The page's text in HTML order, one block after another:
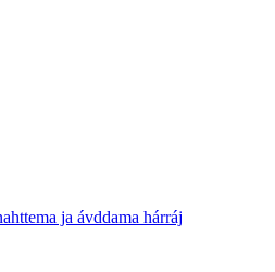
ja ávddama hárráj